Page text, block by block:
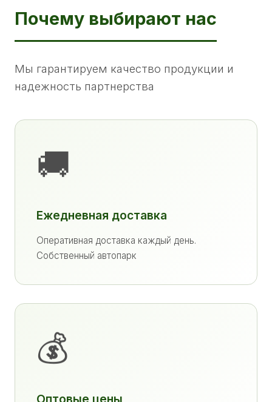
Почему выбирают нас
Мы гарантируем качество продукции и
надежность партнерства
🚚
Ежедневная доставка
Оперативная доставка каждый день.
Собственный автопарк
💰
Оптовые цены